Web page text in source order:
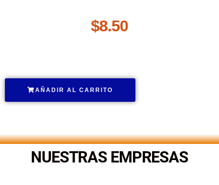
$8.50
AÑADIR AL CARRITO
NUESTRAS EMPRESAS